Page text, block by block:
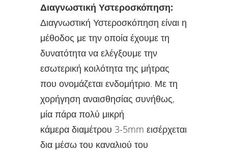
Διαγνωστική Υστεροσκόπηση:
Διαγνωστική Υστεροσκόπηση είναι η
μέθοδος με την οποία έχουμε τη
δυνατότητα να ελέγξουμε την
εσωτερική κοιλότητα της μήτρας
που ονομάζεται ενδομήτριο. Με τη
χορήγηση αναισθησίας συνήθως,
μία πάρα πολύ μικρή
κάμερα διαμέτρου 3-5mm εισέρχεται
δια μέσω του καναλιού του